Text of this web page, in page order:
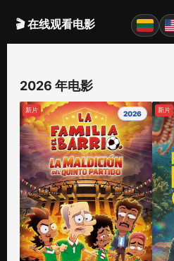
🎬 在线观看电影
2026 年电影
新片 2026 新片